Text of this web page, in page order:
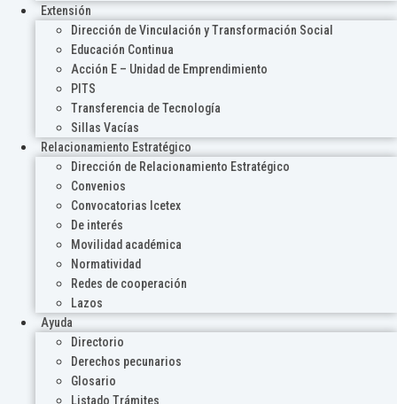
Extensión
Dirección de Vinculación y Transformación Social
Educación Continua
Acción E – Unidad de Emprendimiento
PITS
Transferencia de Tecnología
Sillas Vacías
Relacionamiento Estratégico
Dirección de Relacionamiento Estratégico
Convenios
Convocatorias Icetex
De interés
Movilidad académica
Normatividad
Redes de cooperación
Lazos
Ayuda
Directorio
Derechos pecunarios
Glosario
Listado Trámites